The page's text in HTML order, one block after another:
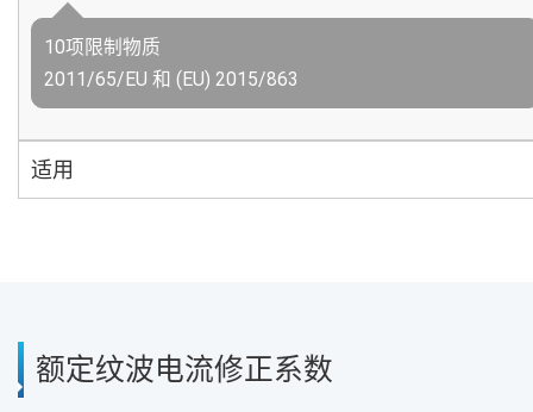
10项限制物质
2011/65/EU 和 (EU) 2015/863
适用
额定纹波电流修正系数